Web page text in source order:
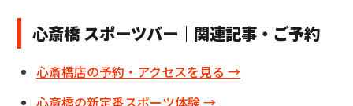
心斎橋 スポーツバー｜関連記事・ご予約
心斎橋店の予約・アクセスを見る →